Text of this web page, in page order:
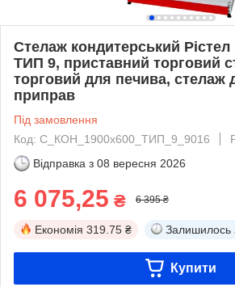
Стелаж кондитерський
ТИП 9, приставний торговий
торговий для печива, стелаж
приправ
Під замовлення
Код: С_КОН_1900х600_ТИП_9_9016
Відправка з 08 вересня 2026
6 075,25 ₴ 6 395 ₴
Економія 319.75 ₴ Залишилось
Купити